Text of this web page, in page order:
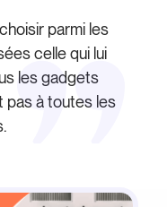
parmi les
celle qui lui
les gadgets
pas à toutes les